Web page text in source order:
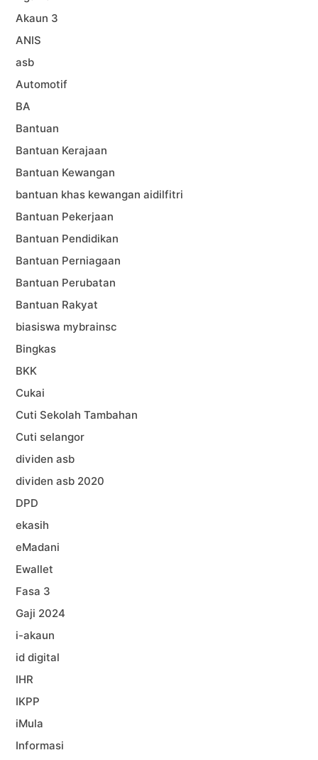
Akaun 3
ANIS
asb
Automotif
BA
Bantuan
Bantuan Kerajaan
Bantuan Kewangan
bantuan khas kewangan aidilfitri
Bantuan Pekerjaan
Bantuan Pendidikan
Bantuan Perniagaan
Bantuan Perubatan
Bantuan Rakyat
biasiswa mybrainsc
Bingkas
BKK
Cukai
Cuti Sekolah Tambahan
Cuti selangor
dividen asb
dividen asb 2020
DPD
ekasih
eMadani
Ewallet
Fasa 3
Gaji 2024
i-akaun
id digital
IHR
IKPP
iMula
Informasi